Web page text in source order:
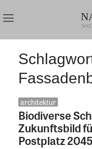
architektur
Biodiverse
Zukunftsbild
Postplatz 2045